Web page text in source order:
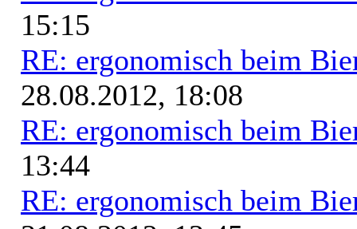
15:15
RE: ergonomisch beim
28.08.2012, 18:08
RE: ergonomisch beim
13:44
RE: ergonomisch beim